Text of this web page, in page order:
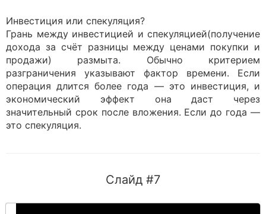
Инвестиция или спекуляция?
Грань между инвестицией и спекуляцией(получение
дохода за счёт разницы между ценами покупки и
продажи) размыта. Обычно критерием
разграничения указывают фактор времени. Если
операция длится более года — это инвестиция, и
экономический эффект она даст через
значительный срок после вложения. Если до года —
это спекуляция.
Слайд #7